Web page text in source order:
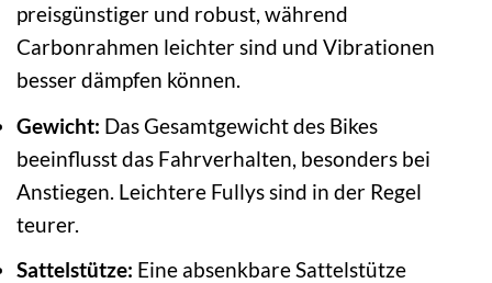
preisgünstiger und robust, während
Carbonrahmen leichter sind und Vibrationen
besser dämpfen können.
Gewicht: Das Gesamtgewicht des Bikes
beeinflusst das Fahrverhalten, besonders bei
Anstiegen. Leichtere Fullys sind in der Regel
teurer.
Sattelstütze: Eine absenkbare Sattelstütze